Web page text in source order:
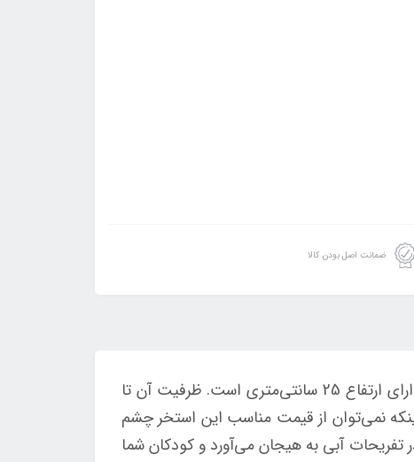
ضمانت اصل بودن کالا
سه رینگ یا سه حلقه می گویند، دارای ارتفاع 25 سانتی‌متری است. ظرفیت آن تا
جدا از اینکه نمی‌توان از قیمت مناسب این استخر چشم
را در تفریحات آبی به هیجان می‌آورد و کودکان شما